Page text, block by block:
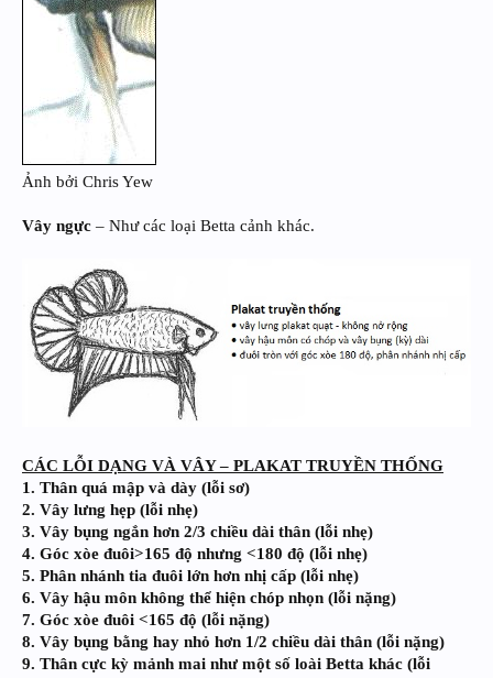
Ảnh bởi Chris Yew
Vây ngực – Như các loại Betta cảnh khác.
CÁC LỖI DẠNG VÀ VÂY – PLAKAT TRUYỀN THỐNG
1. Thân quá mập và dày (lỗi sơ)
2. Vây lưng hẹp (lỗi nhẹ)
3. Vây bụng ngắn hơn 2/3 chiều dài thân (lỗi nhẹ)
4. Góc xòe đuôi>165 độ nhưng <180 độ (lỗi nhẹ)
5. Phân nhánh tia đuôi lớn hơn nhị cấp (lỗi nhẹ)
6. Vây hậu môn không thể hiện chóp nhọn (lỗi nặng)
7. Góc xòe đuôi <165 độ (lỗi nặng)
8. Vây bụng bằng hay nhỏ hơn 1/2 chiều dài thân (lỗi nặng)
9. Thân cực kỳ mảnh mai như một số loài Betta khác (lỗi